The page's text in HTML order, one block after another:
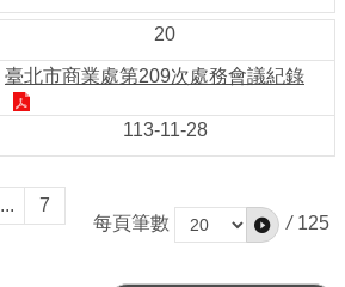
20
臺北市商業處第209次處務會議紀錄
113-11-28
...
7
每頁筆數
/ 125